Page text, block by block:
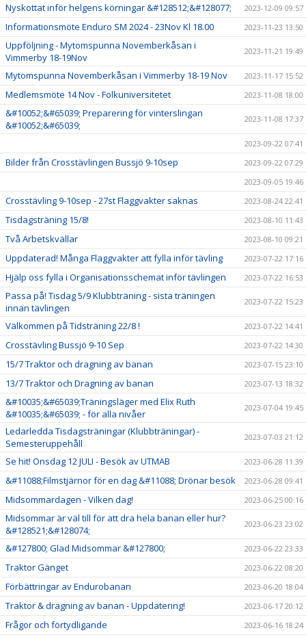
Nyskottat inför helgens körningar &#128512;&#128077; 2023-12-09 09:57
Informationsmöte Enduro SM 2024 - 23Nov Kl 18.00 2023-11-23 13:50
Uppföljning - Mytomspunna Novemberkåsan i
Vimmerby 18-19Nov
2023-11-21 19:49
Mytomspunna Novemberkåsan i Vimmerby 18-19 Nov 2023-11-17 15:52
Medlemsmöte 14 Nov - Folkuniversitetet 2023-11-08 18:00
&#10052;&#65039; Preparering för vinterslingan
&#10052;&#65039;
2023-11-08 17:37
2023-09-22 07:41
Bilder från Crosstävlingen Bussjö 9-10sep
2023-09-22 07:29
2023-09-05 19:46
Crosstävling 9-10sep - 27st Flaggvakter saknas 2023-08-24 22:41
Tisdagsträning 15/8! 2023-08-10 11:43
Två Arbetskvällar 2023-08-10 09:21
Uppdaterad! Många Flaggvakter att fylla inför tävling 2023-07-22 17:16
Hjälp oss fylla i Organisationsschemat inför tävlingen 2023-07-22 16:53
Passa på! Tisdag 5/9 Klubbträning - sista träningen
innan tävlingen
2023-07-22 15:23
Välkommen på Tidsträning 22/8 ! 2023-07-22 14:41
Crosstävling Bussjö 9-10 Sep 2023-07-22 14:30
15/7 Traktor och dragning av banan 2023-07-15 23:10
13/7 Traktor och Dragning av banan 2023-07-13 18:32
&#10035;&#65039;Träningsläger med Elix Ruth
&#10035;&#65039; - för alla nivåer
2023-07-04 19:45
Ledarledda Tisdagsträningar (Klubbträningar) -
Semesteruppehåll
2023-07-03 21:12
Se hit! Onsdag 12 JULI - Besök av UTMAB 2023-06-28 11:39
&#11088;Filmstjärnor för en dag &#11088; Drönar besök 2023-06-28 09:41
Midsommardagen - Vilken dag! 2023-06-25 00:16
Midsommar är väl till för att dra hela banan eller hur?
&#128521;&#128074;
2023-06-23 23:02
&#127800; Glad Midsommar &#127800; 2023-06-22 23:33
Traktor Gänget 2023-06-22 08:20
Förbättringar av Endurobanan 2023-06-20 18:04
Traktor & dragning av banan - Uppdatering! 2023-06-17 20:12
Frågor och förtydligande 2023-06-16 18:24